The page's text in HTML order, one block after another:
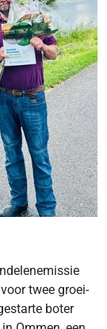
twee groei-
boter